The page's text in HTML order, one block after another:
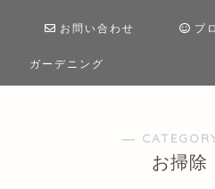
お問い合わせ プ
ガーデニング
―
お掃除